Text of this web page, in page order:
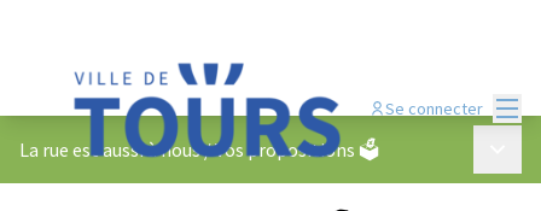
Se connecter
La rue est aussi à nous/Vos propositions 🗳️